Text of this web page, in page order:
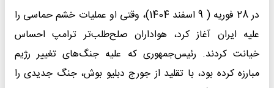
در 28 فوریه ( 9 اسفند 1404)، وقتی او عملیات خشم حماسی را
علیه ایران آغاز کرد، هواداران صلح‌طلب‌تر ترامپ احساس
خیانت کردند. رئیس‌جمهوری که علیه جنگ‌های تغییر رژیم
مبارزه کرده بود، با تقلید از جورج دبلیو بوش، جنگ جدیدی را